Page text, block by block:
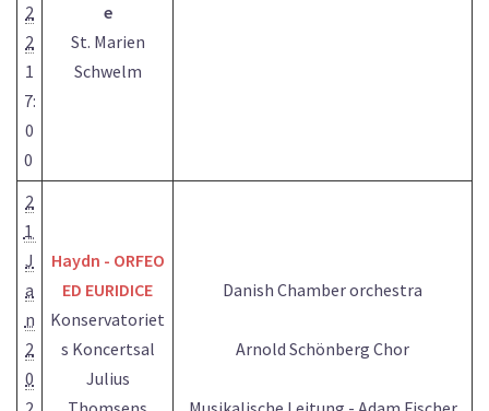
2
2
1
7:
0
0
e
St. Marien
Schwelm
2
1
J
a
n
2
0
Haydn - ORFEO
ED EURIDICE
Konservatoriet
s Koncertsal
Julius
Danish Chamber orchestra
Arnold Schönberg Chor